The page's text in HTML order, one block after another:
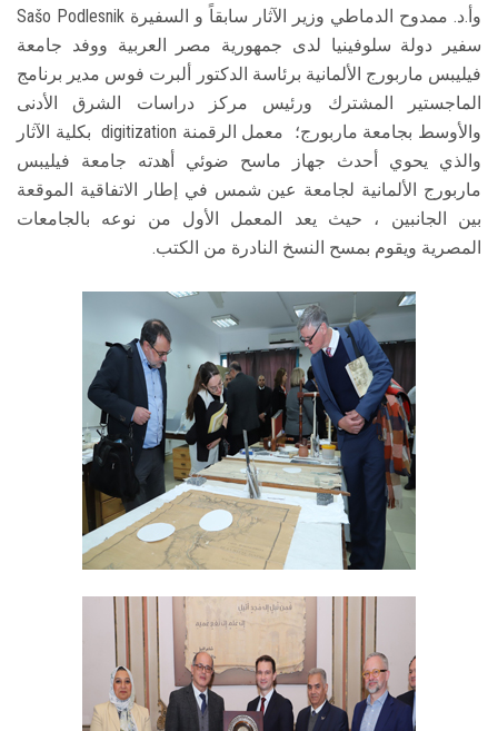
وأ.د. ممدوح الدماطي وزير الآثار سابقاً و السفيرة Sašo Podlesnik
سفير دولة سلوفينيا لدى جمهورية مصر العربية ووفد جامعة
فيليبس ماربورج الألمانية برئاسة الدكتور ألبرت فوس مدير برنامج
الماجستير المشترك ورئيس مركز دراسات الشرق الأدنى
والأوسط بجامعة ماربورج؛ معمل الرقمنة digitization بكلية الآثار
والذي يحوي أحدث جهاز ماسح ضوئي أهدته جامعة فيليبس
ماربورج الألمانية لجامعة عين شمس في إطار الاتفاقية الموقعة
بين الجانبين ، حيث يعد المعمل الأول من نوعه بالجامعات
المصرية ويقوم بمسح النسخ النادرة من الكتب.